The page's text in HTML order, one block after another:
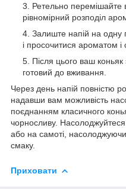
Ретельно перемішайте
рівномірний розподіл
Залиште напій на одну
і просочитися ароматом і
Після цього ваш
готовий до вживання.
Через день напій повністю
надавши вам можливість
поєднанням класичного
чорносливу.
або на самоті,
смаку.
Приховати